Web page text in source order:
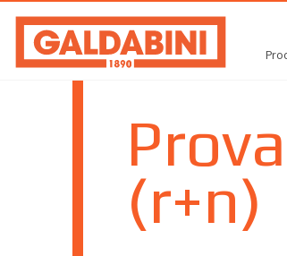
(r+n)